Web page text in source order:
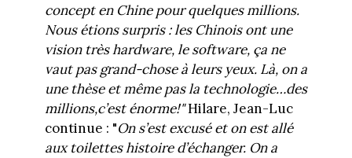
concept en Chine pour quelques millions.
Nous étions surpris : les Chinois ont une
vision très hardware, le software, ça ne
vaut pas grand-chose à leurs yeux. Là, on a
une thèse et même pas la technologie…des
millions,c’est énorme!"Hilare, Jean-Luc
continue : "On s’est excusé et on est allé
aux toilettes histoire d’échanger. On a